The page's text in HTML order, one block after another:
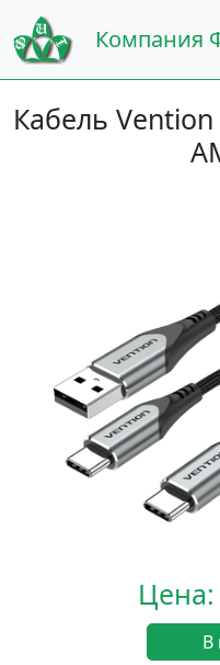
Компания
Кабель Vention
Цена:
В